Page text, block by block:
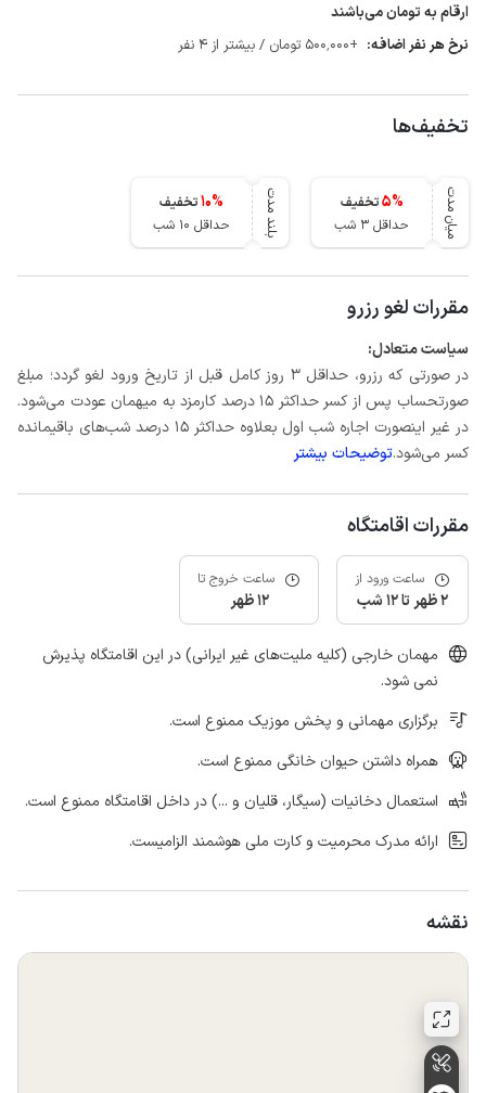
ارقام به تومان می‌باشند
نرخ هر نفر اضافه: +500٬000 تومان / بیشتر از 4 نفر
تخفیف‌ها
میان مدت 5%
تخفیف
حداقل 3 شب
بلند مدت 10%
تخفیف
حداقل 10 شب
مقررات لغو رزرو
سیاست متعادل:
در صورتی که رزرو، حداقل 3 روز کامل قبل از تاریخ ورود لغو گردد؛ مبلغ
صورتحساب پس از کسر حداکثر 15 درصد کارمزد به میهمان عودت می‌شود.
در غیر اینصورت اجاره شب اول بعلاوه حداکثر 15 درصد شب‌های باقیمانده
کسر می‌شود.توضیحات بیشتر
مقررات اقامتگاه
ساعت ورود از
2 ظهر تا 12 شب
ساعت خروج تا
12 ظهر
مهمان خارجی (کلیه ملیت‌های غیر ایرانی) در این اقامتگاه پذیرش
نمی شود.
برگزاری مهمانی و پخش موزیک ممنوع است.
همراه داشتن حیوان خانگی ممنوع است.
استعمال دخانیات (سیگار، قلیان و ...) در داخل اقامتگاه ممنوع است.
ارائه مدرک محرمیت و کارت ملی هوشمند الزامیست.
نقشه